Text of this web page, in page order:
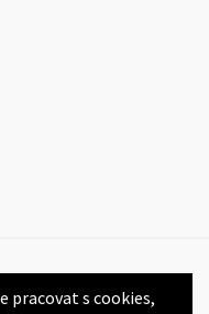
pracovat s cookies,